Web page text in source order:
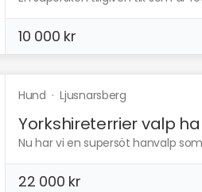
10 000 kr
Hund ·Ljusnarsberg
Yorkshireterrier valp
Nu har vi en supersöt hanvalp
22 000 kr